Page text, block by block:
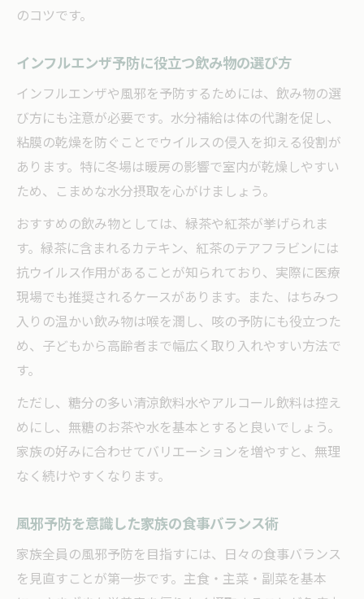
のコツです。
インフルエンザ予防に役立つ飲み物の選び方
インフルエンザや風邪を予防するためには、飲み物の選
び方にも注意が必要です。水分補給は体の代謝を促し、
粘膜の乾燥を防ぐことでウイルスの侵入を抑える役割が
あります。特に冬場は暖房の影響で室内が乾燥しやすい
ため、こまめな水分摂取を心がけましょう。
おすすめの飲み物としては、緑茶や紅茶が挙げられま
す。緑茶に含まれるカテキン、紅茶のテアフラビンには
抗ウイルス作用があることが知られており、実際に医療
現場でも推奨されるケースがあります。また、はちみつ
入りの温かい飲み物は喉を潤し、咳の予防にも役立つた
め、子どもから高齢者まで幅広く取り入れやすい方法で
す。
ただし、糖分の多い清涼飲料水やアルコール飲料は控え
めにし、無糖のお茶や水を基本とすると良いでしょう。
家族の好みに合わせてバリエーションを増やすと、無理
なく続けやすくなります。
風邪予防を意識した家族の食事バランス術
家族全員の風邪予防を目指すには、日々の食事バランス
を見直すことが第一歩です。主食・主菜・副菜を基本